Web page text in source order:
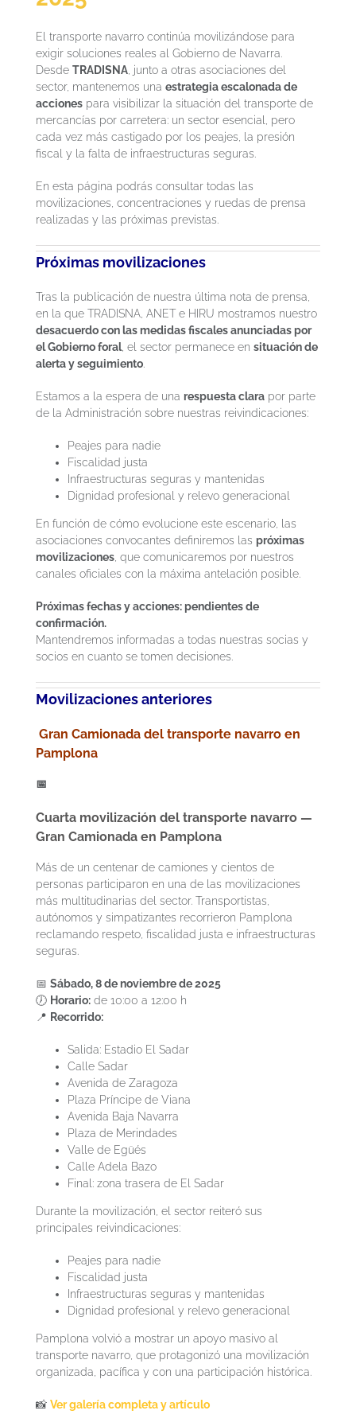
El transporte navarro continúa movilizándose para
exigir soluciones reales al Gobierno de Navarra.
Desde TRADISNA, junto a otras asociaciones del
sector, mantenemos una estrategia escalonada de
accionespara visibilizar la situación del transporte de
mercancías por carretera: un sector esencial, pero
cada vez más castigado por los peajes, la presión
fiscal y la falta de infraestructuras seguras.
En esta página podrás consultar todas las
movilizaciones, concentraciones y ruedas de prensa
realizadas y las próximas previstas.
Próximas movilizaciones
Tras la publicación de nuestra última nota de prensa,
en la que TRADISNA, ANET e HIRU mostramos nuestro
desacuerdo con las medidas fiscales anunciadas por
el Gobierno foral, el sector permanece en situación de
alerta y seguimiento.
Estamos a la espera de una respuesta clarapor parte
de la Administración sobre nuestras reivindicaciones:
Peajes para nadie
Fiscalidad justa
Infraestructuras seguras y mantenidas
Dignidad profesional y relevo generacional
En función de cómo evolucione este escenario, las
asociaciones convocantes definiremos las próximas
movilizaciones, que comunicaremos por nuestros
canales oficiales con la máxima antelación posible.
Próximas fechas y acciones: pendientes de
confirmación.
Mantendremos informadas a todas nuestras socias y
socios en cuanto se tomen decisiones.
Movilizaciones anteriores
Gran Camionada del transporte navarro en
Pamplona
📅
Cuarta movilización del transporte navarro —
Gran Camionada en Pamplona
Más de un centenar de camiones y cientos de
personas participaron en una de las movilizaciones
más multitudinarias del sector. Transportistas,
autónomos y simpatizantes recorrieron Pamplona
reclamando respeto, fiscalidad justa e infraestructuras
seguras.
📅 Sábado, 8 de noviembre de 2025
🕖 Horario:de 10:00 a 12:00 h
📍 Recorrido:
Salida: Estadio El Sadar
Calle Sadar
Avenida de Zaragoza
Plaza Príncipe de Viana
Avenida Baja Navarra
Plaza de Merindades
Valle de Egüés
Calle Adela Bazo
Final: zona trasera de El Sadar
Durante la movilización, el sector reiteró sus
principales reivindicaciones:
Peajes para nadie
Fiscalidad justa
Infraestructuras seguras y mantenidas
Dignidad profesional y relevo generacional
Pamplona volvió a mostrar un apoyo masivo al
transporte navarro, que protagonizó una movilización
organizada, pacífica y con una participación histórica.
📸 Ver galería completa y artículo